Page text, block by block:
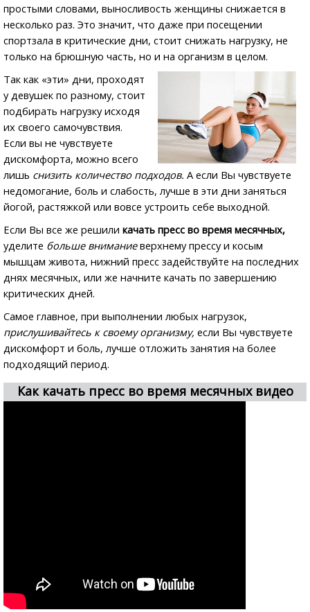
простыми словами, выносливость женщины снижается в
несколько раз. Это значит, что даже при посещении
спортзала в критические дни, стоит снижать нагрузку, не
только на брюшную часть, но и на организм в целом.
Так как «эти» дни, проходят
у девушек по разному, стоит
подбирать нагрузку исходя
их своего самочувствия.
Если вы не чувствуете
дискомфорта, можно всего
лишь снизить количество подходов. А если Вы чувствуете
недомогание, боль и слабость, лучше в эти дни заняться
йогой, растяжкой или вовсе устроить себе выходной.
Если Вы все же решили качать пресс во время месячных,
уделите больше вниманиеверхнему прессу и косым
мышцам живота, нижний пресс задействуйте на последних
днях месячных, или же начните качать по завершению
критических дней.
Самое главное, при выполнении любых нагрузок,
прислушивайтесь к своему организму, если Вы чувствуете
дискомфорт и боль, лучше отложить занятия на более
подходящий период.
Как качать пресс во время месячных видео